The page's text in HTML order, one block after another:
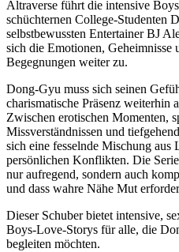
Altraverse führt die intensive
schüchternen College-Studenten
selbstbewussten Entertainer BJ
sich die Emotionen, Geheimnisse
Begegnungen weiter zu.
Dong-Gyu muss sich seinen
charismatische Präsenz weiterhin
Zwischen erotischen Momenten,
Missverständnissen und
sich eine fesselnde Mischung aus
persönlichen Konflikten. Die
nur aufregend, sondern auch
und dass wahre Nähe Mut
Dieser Schuber bietet intensive,
Boys-Love-Storys für alle, die
begleiten möchten.